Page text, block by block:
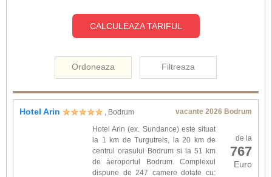
CALCULEAZA TARIFUL
Ordoneaza Filtreaza
Hotel Arin , Bodrum vacante 2026 Bodrum
de la
767
Euro
Hotel Arin (ex. Sundance) este situat
la 1 km de Turgutreis, la 20 km de
centrul orasului Bodrum si la 51 km
de aeroportul Bodrum. Complexul
dispune de 247 camere dotate cu: